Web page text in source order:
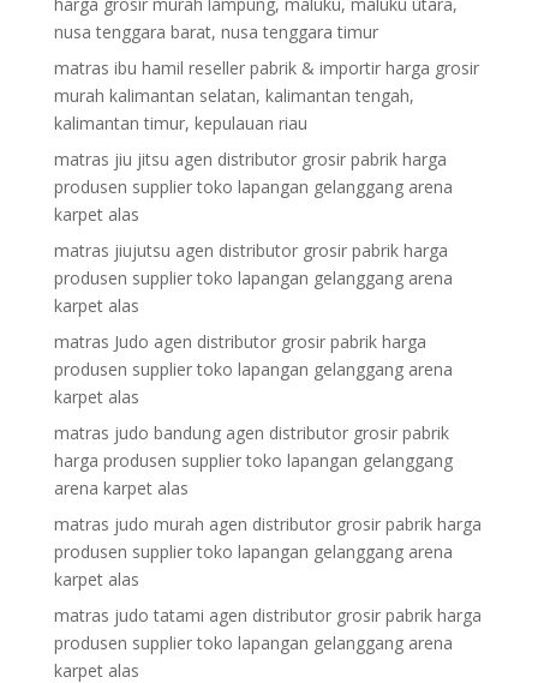
nusa tenggara barat, nusa tenggara timur
matras ibu hamil reseller pabrik & importir harga grosir
murah kalimantan selatan, kalimantan tengah,
kalimantan timur, kepulauan riau
matras jiu jitsu agen distributor grosir pabrik harga
produsen supplier toko lapangan gelanggang arena
karpet alas
matras jiujutsu agen distributor grosir pabrik harga
produsen supplier toko lapangan gelanggang arena
karpet alas
matras Judo agen distributor grosir pabrik harga
produsen supplier toko lapangan gelanggang arena
karpet alas
matras judo bandung agen distributor grosir pabrik
harga produsen supplier toko lapangan gelanggang
arena karpet alas
matras judo murah agen distributor grosir pabrik harga
produsen supplier toko lapangan gelanggang arena
karpet alas
matras judo tatami agen distributor grosir pabrik harga
produsen supplier toko lapangan gelanggang arena
karpet alas